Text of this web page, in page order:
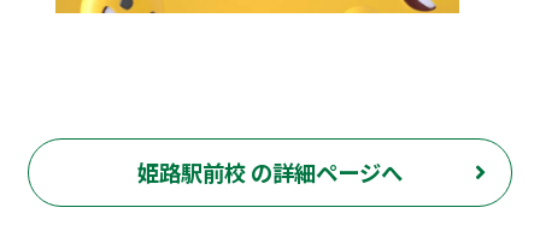
姫路駅前校 の詳細ページへ